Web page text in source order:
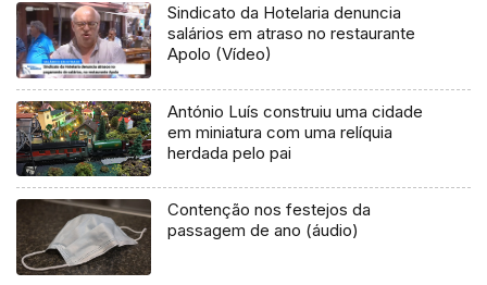
Sindicato da Hotelaria denuncia
salários em atraso no restaurante
Apolo (Vídeo)
António Luís construiu uma cidade
em miniatura com uma relíquia
herdada pelo pai
Contenção nos festejos da
passagem de ano (áudio)